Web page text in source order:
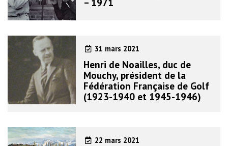
31 mars 2021
Henri de Noailles, duc de
Mouchy, président de la
Fédération Française de Golf
(1923-1940 et 1945-1946)
22 mars 2021